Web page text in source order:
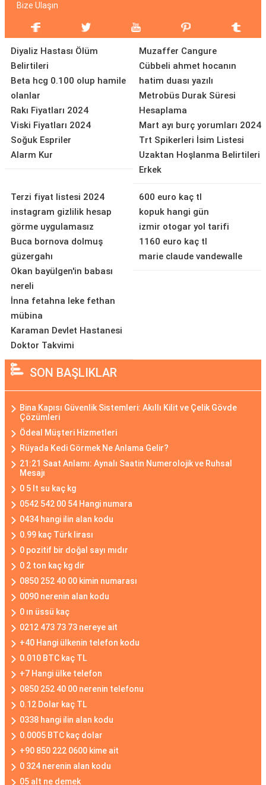
Bize Ulaşın
Diyaliz Hastası Ölüm
Belirtileri
Beta hcg 0.100 olup hamile
olanlar
Rakı Fiyatları 2024
Viski Fiyatları 2024
Soğuk Espriler
Alarm Kur
Muzaffer Cangure
Cübbeli ahmet hocanın
hatim duası yazılı
Metrobüs Durak Süresi
Hesaplama
Mart ayı burç yorumları 2024
Trt Spikerleri İsim Listesi
Uzaktan Hoşlanma Belirtileri
Erkek
Terzi fiyat listesi 2024
instagram gizlilik hesap
görme uygulamasız
Buca bornova dolmuş
güzergahı
Okan bayülgen'in babası
nereli
İnna fetahna leke fethan
mübina
Karaman Devlet Hastanesi
Doktor Takvimi
600 euro kaç tl
kopuk hangi gün
izmir otogar yol tarifi
1160 euro kaç tl
marie claude vandewalle
SON BAŞLIKLAR
Bina Kapısı Güvenlik Sistemleri: Akıllı Kilit ve Çelik Gövde
Çözümleri
Ödeal Müşteri Hizmetleri
Rüyada Kedi Görmek Ne Anlama Gelir?
21:21 Saat Anlamı: Aynalı Saatin Numerolojik ve Ruhsal
Mesajı
0 5 lt su kaç kg
0542 542 00 54 Hangi numara
0434 hangi ilin alan kodu
0.99 kaç Türk lirası
0 pozitif bir doğal sayı mıdır
0 2 ton kaç kg dir
0850 252 40 00 kimin numarası
0090 nerenin alan kodu
0 ın üssü kaç
0212 473 73 73 nereye ait
+40 Hangi ülkenin telefon kodu
0.010 BTC kaç TL
+7 Hangi ülke telefon
0850 252 40 00 nerenin telefonu
0.12 Dolar kaç TL
0338 hangi ilin alan kodu
0.0005 BTC kaç dolar
+90 850 222 0600 kime ait
0 324 nerenin alan kodu
05 alt ne demek